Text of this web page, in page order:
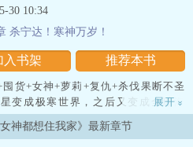
入书架 推荐本书
30 10:34
杀宁达！寒神万岁！
货+女神+萝莉+复仇+杀伐果断不圣
变成极寒世界，之后又变成全球海
叛，尸骨无存。
展开 »
神都想住我家》最新章节